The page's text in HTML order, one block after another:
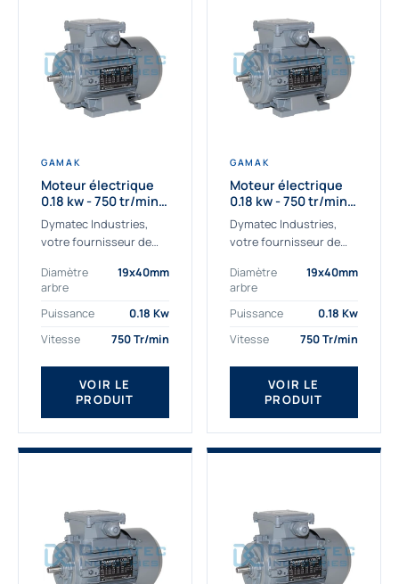
GAMAK
Moteur électrique
0.18 kw - 750 tr/min -
230/400V - IE2
Dymatec Industries,
votre fournisseur de
kw. Dymatec Industries
vous propose le moteur
électrique 0.18 kw, un
qualité Gamak...
Diamètre
arbre
19x40mm
Puissance
0.18 Kw
Vitesse
750 Tr/min
VOIR LE
PRODUIT
GAMAK
Moteur électrique
0.18 kw - 750 tr/min -
230/400V - IE3
Dymatec Industries,
votre fournisseur de
kw. Dymatec Industries
vous propose le moteur
électrique 0.18 kw, un
moteur de qualité...
Diamètre
arbre
19x40mm
Puissance
0.18 Kw
Vitesse
750 Tr/min
VOIR LE
PRODUIT